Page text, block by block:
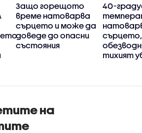
Защо горещото
време натоварва
сърцето и може да
доведе до опасни
състояния
40-
сърцето,
тихият
на